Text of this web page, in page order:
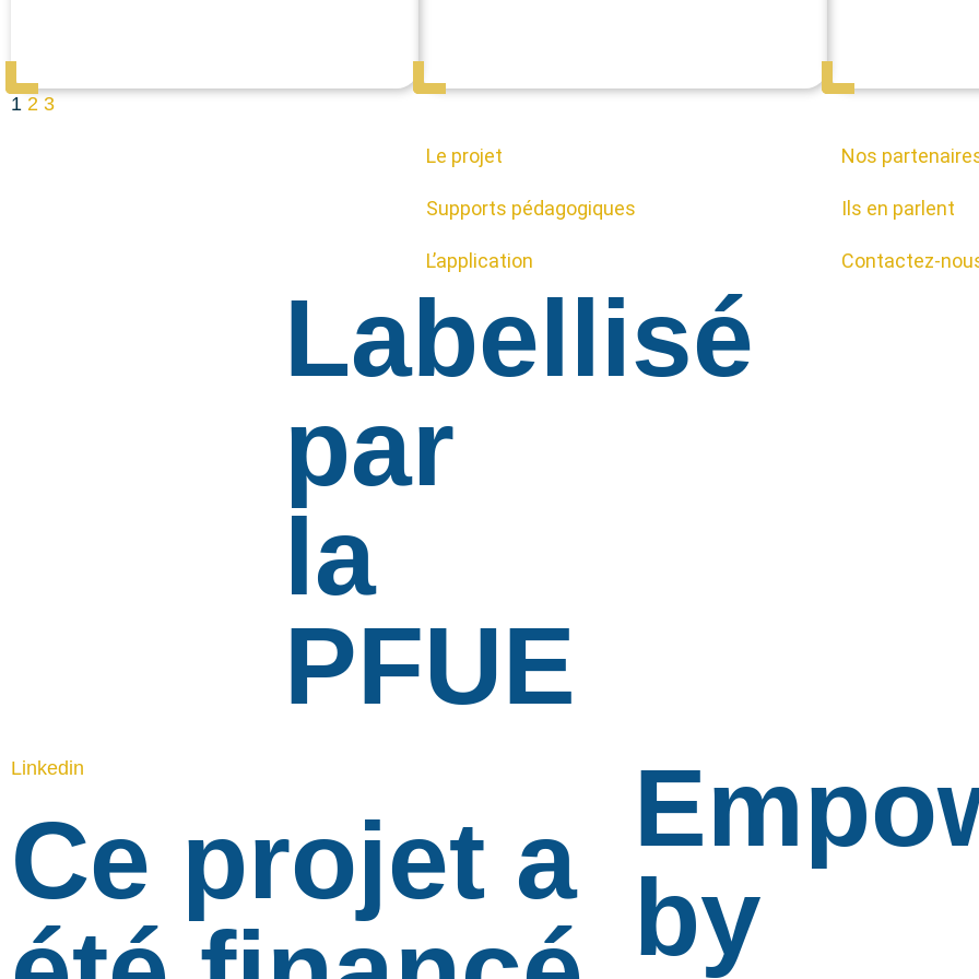
1 2 3
Labellisé
par
la
PFUE
Le projet
Supports pédagogiques
L’application
Nos
Ils en parlent
Contactez-
Linkedin
Ce projet a by